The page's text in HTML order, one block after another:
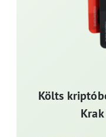
Költs